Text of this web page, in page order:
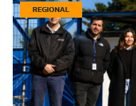
REGIONAL